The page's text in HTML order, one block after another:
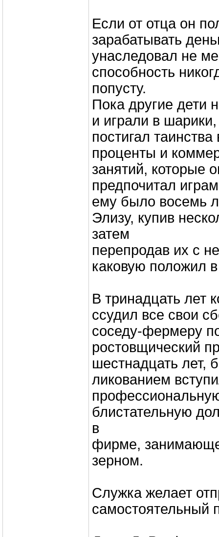
Если от отца он
зарабатывать
унаследовал не
способность
попусту.
Пока другие дети
и играли в
постигал
проценты и
занятий, которые
предпочитал
ему было восемь
Элизу, купив
затем
перепродав их с
каковую положил в
В тринадцать лет
ссудил все свои
соседу-фермеру
ростовщический
шестнадцать лет,
ликованием
блистательную
в
фирме,
зерном.
Служка желает
самостоятельный